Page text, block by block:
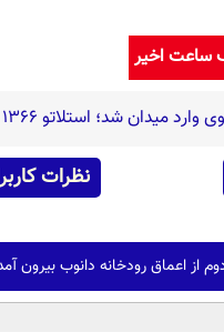
ساعت اخیر
نظرات
اعماق رودخانه دانوب بیرون